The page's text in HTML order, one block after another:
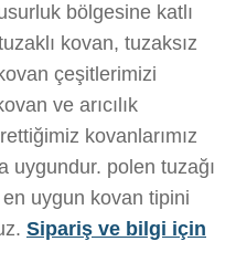
bölgesine katlı
kovan, tuzaksız
çeşitlerimizi
ve arıcılık
kovanlarımız
uygundur. polen tuzağı
en uygun kovan tipini
Sipariş ve bilgi için